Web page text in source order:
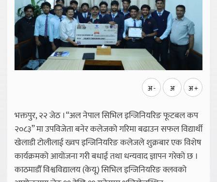
अ - अ अ +
भक्तपुर, २२ जेठ । “अल नेपाल सिभिल इन्जिनियरिङ फूटबल कप
२०८३” मा उपविजेता बनेर कलेजको गरिमा बढाउन सफल विद्यार्थी
खेलाडी टोलीलाई ख्वप इन्जिनियरिङ कलेजले शुक्रबार एक विशेष
कार्यक्रमको आयोजना गरी बधाई तथा धन्यवाद ज्ञापन गरेको छ ।
काठमाडौँ विश्वविद्यालय (केयू) सिभिल इन्जिनियरिङ क्लवको